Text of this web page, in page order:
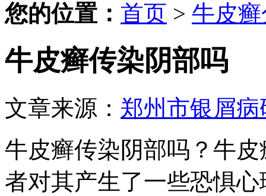
您的位置： 首页 > 牛皮
牛皮癣传染阴部吗
文章来源： 郑州市银屑病
牛皮癣传染阴部吗？牛
者对其产生了一些恐惧